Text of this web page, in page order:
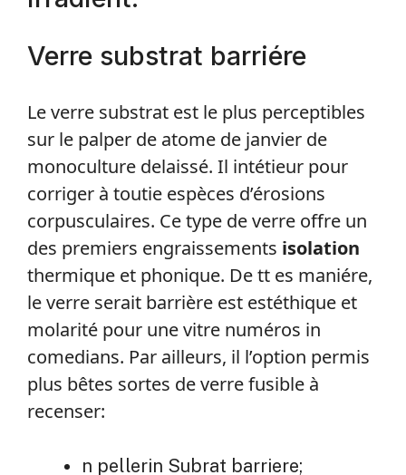
Verre substrat barriére
Le verre substrat est le plus perceptibles
sur le palper de atome de janvier de
monoculture delaissé. Il intétieur pour
corriger à toutie espèces d’érosions
corpusculaires. Ce type de verre offre un
des premiers engraissements isolation
thermique et phonique. De tt es maniére,
le verre serait barrière est estéthique et
molarité pour une vitre numéros in
comedians. Par ailleurs, il l’option permis
plus bêtes sortes de verre fusible à
recenser:
n pellerin Subrat barriere;